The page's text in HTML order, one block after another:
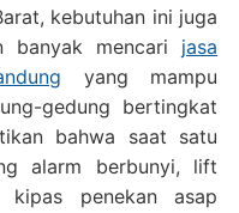
kebutuhan ini juga
banyak mencari jasa
yang mampu
gedung bertingkat
bahwa saat satu
alarm berbunyi, lift
penekan asap